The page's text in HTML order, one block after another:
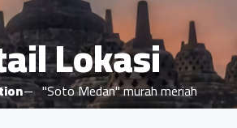
Lokasi
"Soto Medan" murah meriah